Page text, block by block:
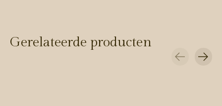
Gerelateerde producten